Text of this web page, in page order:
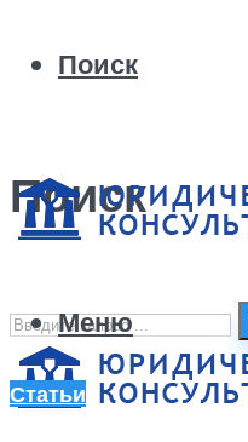
Поиск
Поиск
Меню
Статьи